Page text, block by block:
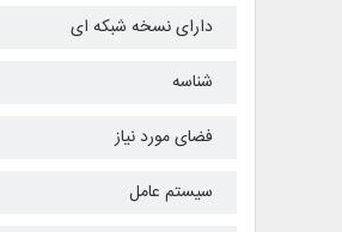
دارای نسخه شبکه ای
شناسه
فضای مورد نیاز
سیستم عامل